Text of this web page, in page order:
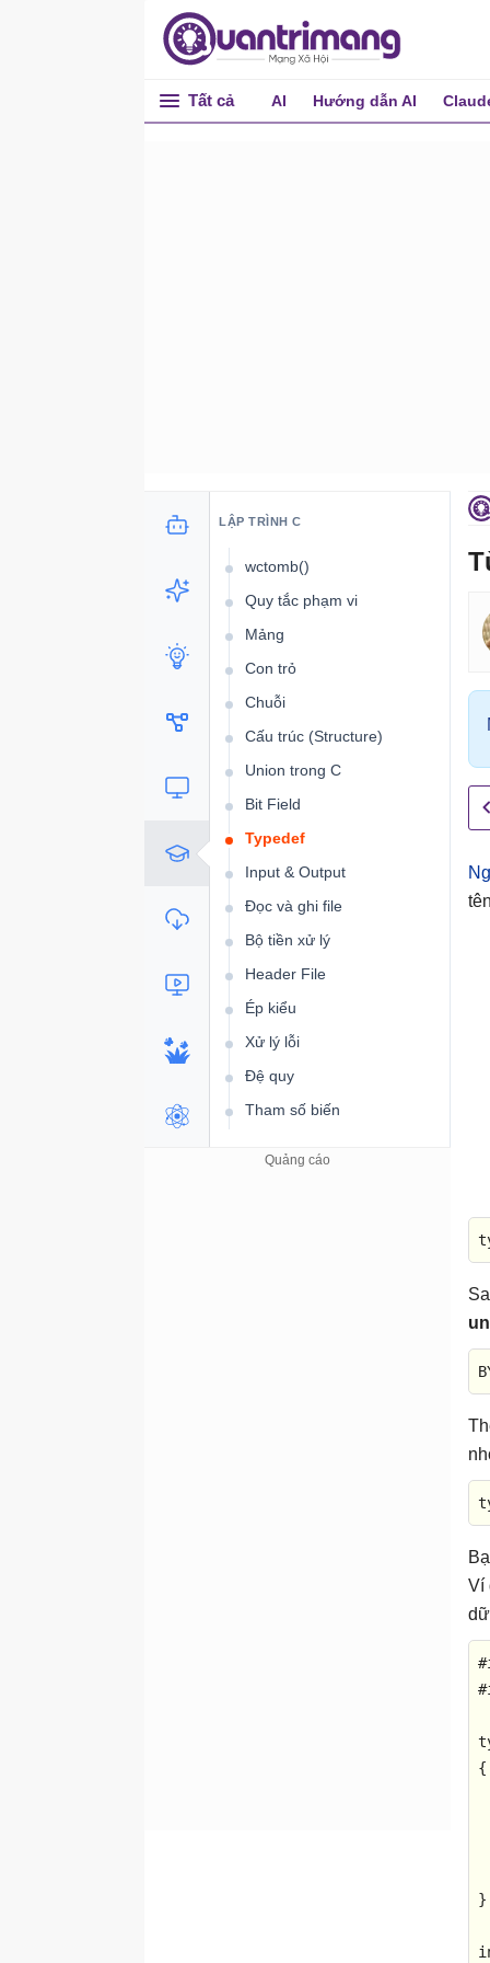
Tất cả AI Hướng dẫn AI
Ví
#
#
{
}
LẬP TRÌNH C
strrchr()
strspn()
strtod()
wctomb()
Quy tắc phạm vi
Mảng
Con trỏ
Chuỗi
Cấu trúc (Structure)
Union trong C
Bit Field
Typedef
Input & Output
Đọc và ghi file
Bộ tiền xử lý
Header File
Ép kiểu
Xử lý lỗi
Đệ quy
Tham số biến